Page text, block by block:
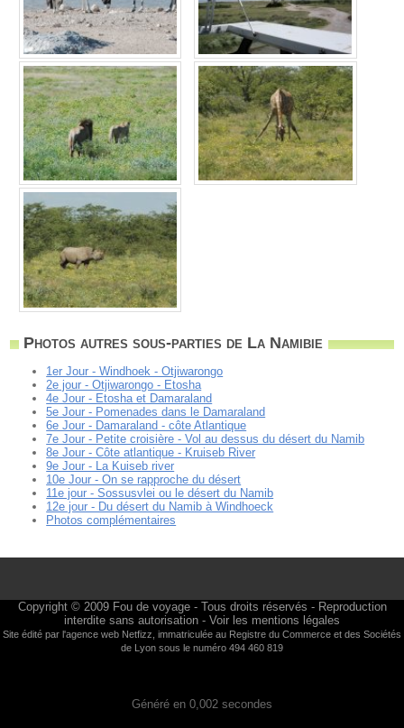
Photos autres sous-parties de La Namibie
1er Jour - Windhoek - Otjiwarongo
2e jour - Otjiwarongo - Etosha
4e Jour - Etosha et Damaraland
5e Jour - Pomenades dans le Damaraland
6e Jour - Damaraland - côte Atlantique
7e Jour - Petite croisière - Vol au dessus du désert du Namib
8e Jour - Côte atlantique - Kruiseb River
9e Jour - La Kuiseb river
10e Jour - On se rapproche du désert
11e jour - Sossusvlei ou le désert du Namib
12e jour - Du désert du Namib à Windhoeck
Photos complémentaires
Copyright © 2009 Fou de voyage- Tous droits réservés - Reproduction
interdite sans autorisation - Voir les mentions légales
Site édité par l'agence web Netfizz , immatriculée au Registre du Commerce et des Sociétés
de Lyon sous le numéro 494 460 819
Généré en 0,002 secondes